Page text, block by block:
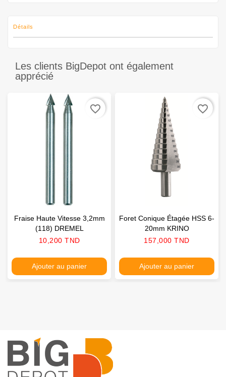
Détails
Les clients BigDepot ont également
apprécié
Fraise Haute Vitesse 3,2mm
(118) DREMEL
Prix
10,200 TND
Ajouter au panier
favorite_border
Foret Conique Étagée HSS 6-
20mm KRINO
Prix
157,000 TND
Ajouter au panier
favorite_border